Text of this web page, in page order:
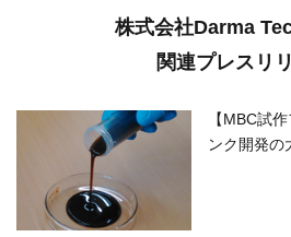
株式会社Darma
関連プレスリ
【MBC試
ンク開発の